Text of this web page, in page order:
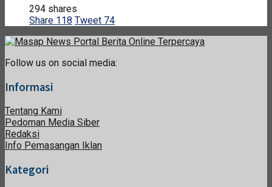
294 shares
Share 118 Tweet 74
Follow us on social media:
Informasi
Tentang Kami
Pedoman Media Siber
Redaksi
Info Pemasangan Iklan
Kategori